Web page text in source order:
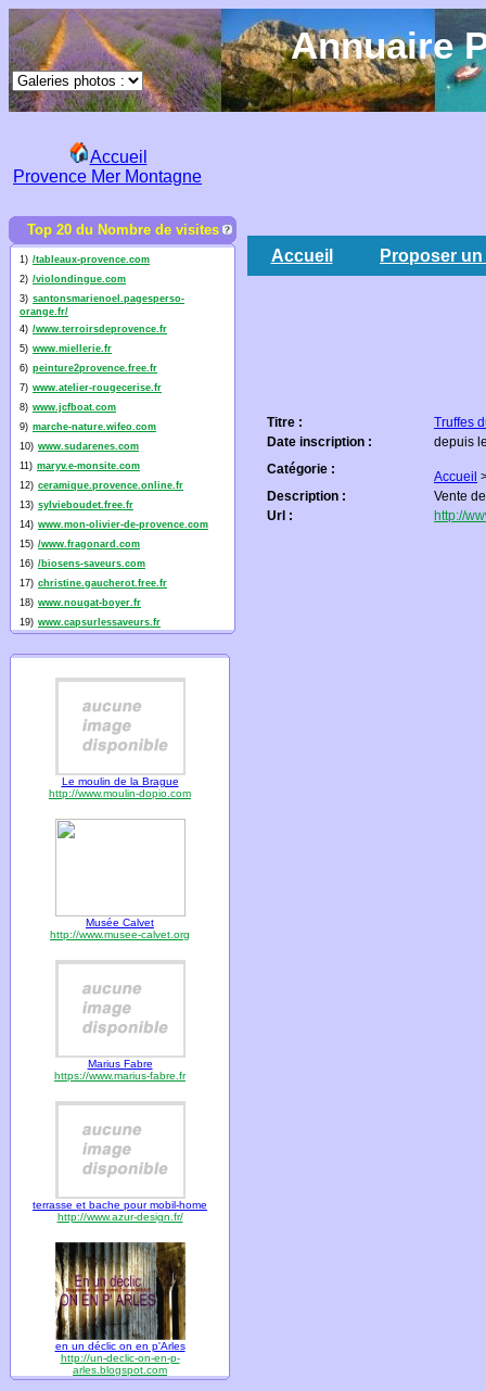
Annuaire
Accueil
Provence Mer Montagne
Top 20 du Nombre de visites
1) /tableaux-provence.com
2) /violondingue.com
3) santonsmarienoel.pagesperso-
orange.fr/
4) /www.terroirsdeprovence.fr
5) www.miellerie.fr
6) peinture2provence.free.fr
7) www.atelier-rougecerise.fr
8) www.jcfboat.com
9) marche-nature.wifeo.com
10) www.sudarenes.com
11) maryv.e-monsite.com
12) ceramique.provence.online.fr
13) sylvieboudet.free.fr
14) www.mon-olivier-de-provence.com
15) /www.fragonard.com
16) /biosens-saveurs.com
17) christine.gaucherot.free.fr
18) www.nougat-boyer.fr
19) www.capsurlessaveurs.fr
Le moulin de la Brague
http://www.moulin-dopio.com
Musée Calvet
http://www.musee-calvet.org
Marius Fabre
https://www.marius-fabre.fr
terrasse et bache pour mobil-home
http://www.azur-design.fr/
en un déclic on en p'Arles
http://un-declic-on-en-p-
arles.blogspot.com
Accueil Proposer
Titre :
Truffes
Date inscription :
depuis
Catégorie :
Accueil
Description :
Vente
Url :
http://